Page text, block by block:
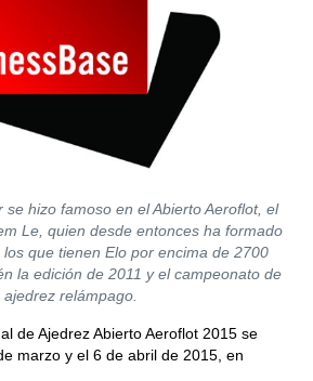
se hizo famoso en el Abierto Aeroflot, el
Le, quien desde entonces ha formado
que tienen Elo por encima de 2700
la edición de 2011 y el campeonato de
ajedrez relámpago.
de Ajedrez Abierto Aeroflot 2015 se
marzo y el 6 de abril de 2015, en